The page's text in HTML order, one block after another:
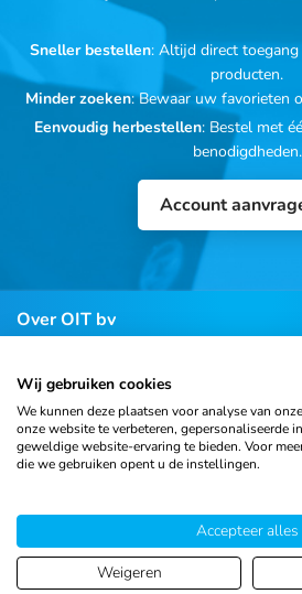
Sneller bestellen: Altijd direct
producten.
Minder zoeken: Bewaar uw favorieten
Eenvoudig herbestellen: Bestel met
benodigdheden.
Account
Over OIT bv
Klantenservice
Contact
& Trading B.V.
Algemene
verklaring
Wij gebruiken cookies
We kunnen deze plaatsen voor analyse van
onze website te verbeteren, gepersonaliseerde
geweldige website-ervaring te bieden. Voor
die we gebruiken opent u de instellingen.
Accepteer alles
Weigeren